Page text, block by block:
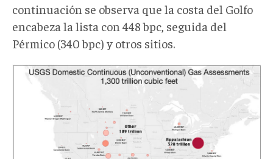
continuación se observa que la costa del Golfo
encabeza la lista con 448 bpc, seguida del
Pérmico (340 bpc) y otros sitios.
DB003.png